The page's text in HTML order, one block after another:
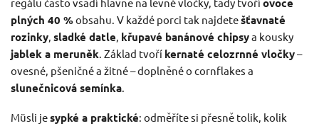
regálu často vsadí hlavně na levné vločky, tady tvoříovoce
plných 40 %obsahu. V každé porci tak najdetešťavnaté
rozinky, sladké datle, křupavé banánové chipsya kousky
jablek a meruněk. Základ tvoří kernaté celozrnné vločky–
ovesné, pšeničné a žitné – doplněné o cornflakes a
slunečnicová semínka.
Müsli jesypké a praktické: odměříte si přesně tolik, kolik